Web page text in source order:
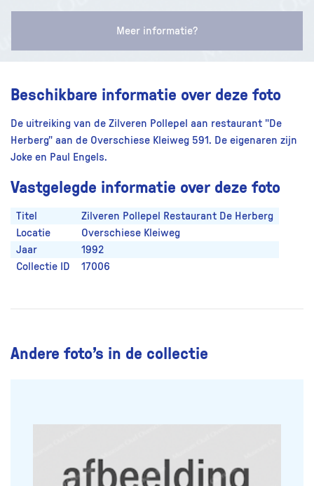
Meer informatie?
Beschikbare informatie over deze foto
De uitreiking van de Zilveren Pollepel aan restaurant "De
Herberg" aan de Overschiese Kleiweg 591. De eigenaren zijn
Joke en Paul Engels.
Vastgelegde informatie over deze foto
Titel
Zilveren Pollepel Restaurant De Herberg
Locatie
Overschiese Kleiweg
Jaar
1992
Collectie ID
17006
Andere foto’s in de collectie